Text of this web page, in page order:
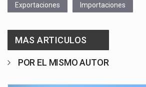
Exportaciones Importaciones
MAS ARTICULOS
POR EL MISMO AUTOR